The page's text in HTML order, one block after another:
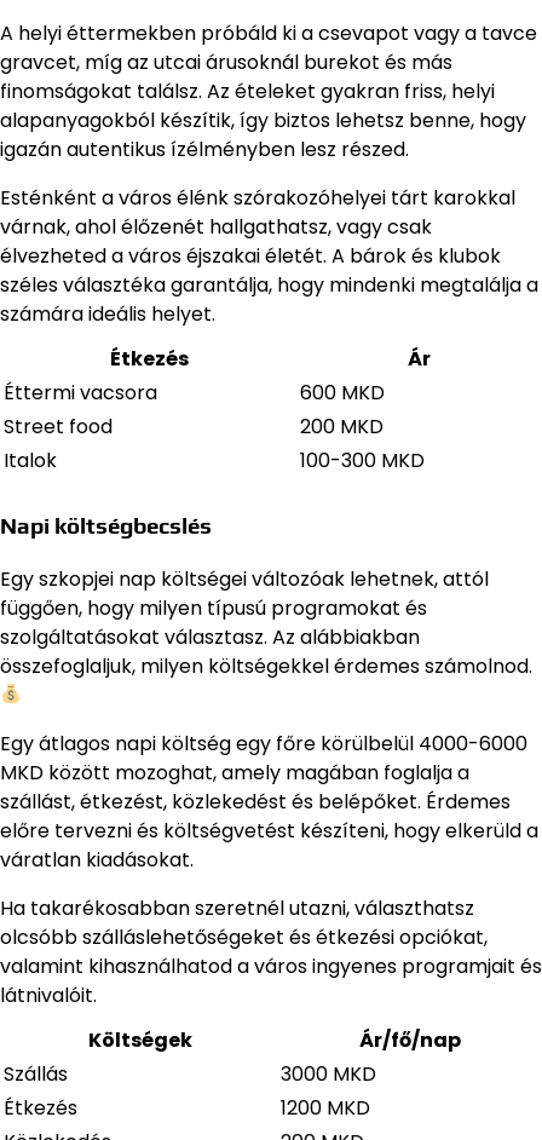
A helyi éttermekben próbáld ki a csevapot vagy a tavce
gravcet, míg az utcai árusoknál burekot és más
finomságokat találsz. Az ételeket gyakran friss, helyi
alapanyagokból készítik, így biztos lehetsz benne, hogy
igazán autentikus ízélményben lesz részed.
Esténként a város élénk szórakozóhelyei tárt karokkal
várnak, ahol élőzenét hallgathatsz, vagy csak
élvezheted a város éjszakai életét. A bárok és klubok
széles választéka garantálja, hogy mindenki megtalálja a
számára ideális helyet.
Étkezés
Ár
Éttermi vacsora
600 MKD
Street food
200 MKD
Italok
100-300 MKD
Napi költségbecslés
Egy szkopjei nap költségei változóak lehetnek, attól
függően, hogy milyen típusú programokat és
szolgáltatásokat választasz. Az alábbiakban
összefoglaljuk, milyen költségekkel érdemes számolnod.
Egy átlagos napi költség egy főre körülbelül 4000-6000
MKD között mozoghat, amely magában foglalja a
szállást, étkezést, közlekedést és belépőket. Érdemes
előre tervezni és költségvetést készíteni, hogy elkerüld a
váratlan kiadásokat.
Ha takarékosabban szeretnél utazni, választhatsz
olcsóbb szálláslehetőségeket és étkezési opciókat,
valamint kihasználhatod a város ingyenes programjait és
látnivalóit.
Költségek
Ár/fő/nap
Szállás
3000 MKD
Étkezés
1200 MKD